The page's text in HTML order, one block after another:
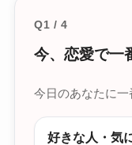
Q1 / 4
今、恋愛で一
今日のあなたに一
好きな人・気